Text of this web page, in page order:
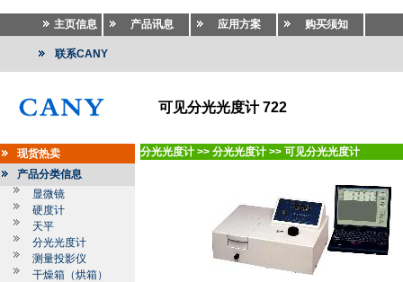
主页信息 产品讯息 应用方案 购买须知
联系CANY
可见分光光度计 722
现货热卖
产品分类信息
显微镜
硬度计
天平
分光光度计
测量投影仪
干燥箱（烘箱）
分光光度计 >> 分光光度计 >> 可见分光光度计